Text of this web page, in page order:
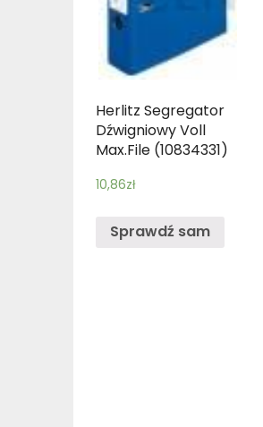
Herlitz Segregator
Dźwigniowy Voll
Max.File (10834331)
10,86zł
Sprawdź sam